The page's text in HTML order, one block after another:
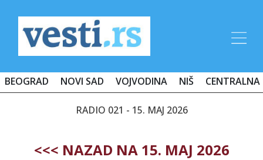
BEOGRAD NOVI SAD VOJVODINA NIŠ CENTRALNA
RADIO 021 - 15. MAJ 2026
<<< NAZAD NA 15. MAJ 2026